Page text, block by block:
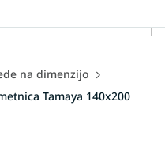
na dimenzijo
Tamaya 140x200